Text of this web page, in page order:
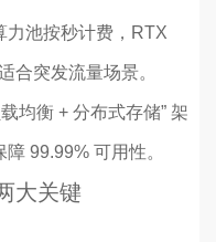
力池按秒计费，RTX
合突发流量场景。
均衡 + 分布式存储” 架
99.99% 可用性。
大关键